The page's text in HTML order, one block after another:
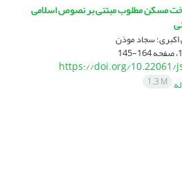
مسکن مطلوب مبتنی بر نصوص اسلامی
سجاد موذن
164-145
https://doi.org/10.22061/
1.3 M